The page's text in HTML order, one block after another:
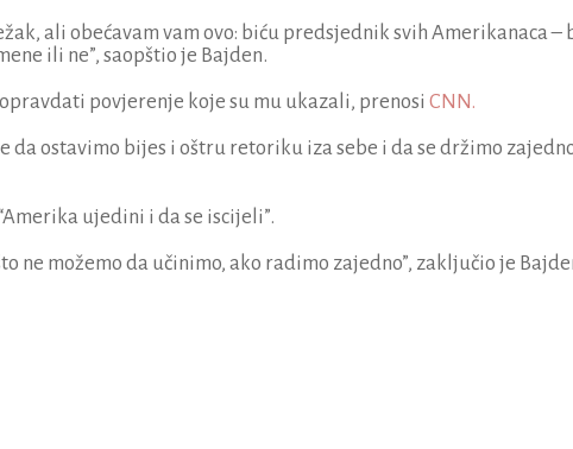
ali obećavam vam ovo: biću predsjednik svih Amerikanaca –
ili ne”, saopštio je Bajden.
povjerenje koje su mu ukazali, prenosi CNN.
da ostavimo bijes i oštru retoriku iza sebe i da se držimo
ujedini i da se iscijeli”.
ne možemo da učinimo, ako radimo zajedno”, zaključio je